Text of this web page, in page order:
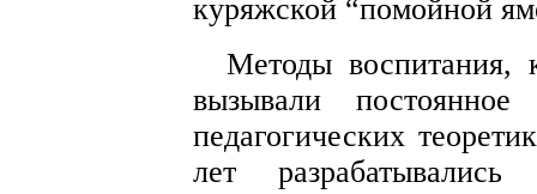
куряжской “помойной
Методы воспитания,
вызывали
педагогических
лет